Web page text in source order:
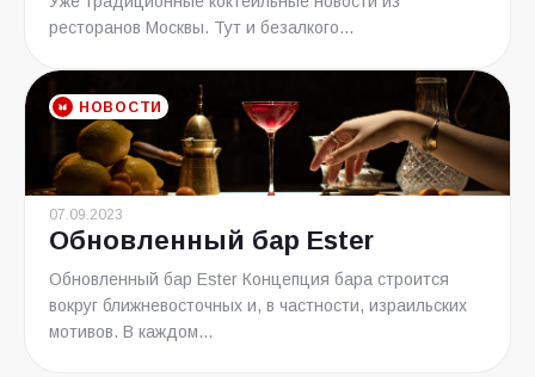
ресторанов Москвы. Тут и безалкого...
НОВОСТИ
07.09.2023
Обновленный бар Ester
Обновленный бар Ester Концепция бара строится
вокруг ближневосточных и, в частности, израильских
мотивов. В каждом...